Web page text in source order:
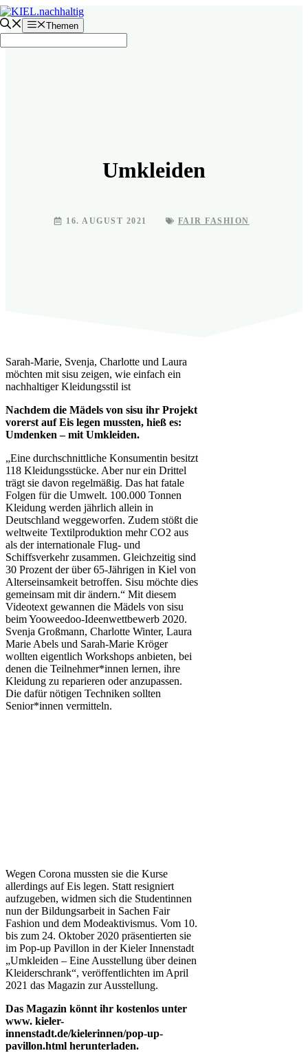
Zum
Inhalt
springen
Themen
Umkleiden
16. AUGUST 2021 FAIR FASHION
Sarah-Marie, Svenja, Charlotte und Laura
möchten mit sisu zeigen, wie einfach ein
nachhaltiger Kleidungsstil ist
Nachdem die Mädels von sisu ihr Projekt
vorerst auf Eis legen mussten, hieß es:
Umdenken – mit Umkleiden.
„Eine durchschnittliche Konsumentin besitzt
118 Kleidungsstücke. Aber nur ein Drittel
trägt sie davon regelmäßig. Das hat fatale
Folgen für die Umwelt. 100.000 Tonnen
Kleidung werden jährlich allein in
Deutschland weggeworfen. Zudem stößt die
weltweite Textilproduktion mehr CO2 aus
als der internationale Flug- und
Schiffsverkehr zusammen. Gleichzeitig sind
30 Prozent der über 65-Jährigen in Kiel von
Alterseinsamkeit betroffen. Sisu möchte dies
gemeinsam mit dir ändern.“ Mit diesem
Videotext gewannen die Mädels von sisu
beim Yooweedoo-Ideenwettbewerb 2020.
Svenja Großmann, Charlotte Winter, Laura
Marie Abels und Sarah-Marie Kröger
wollten eigentlich Workshops anbieten, bei
denen die Teilnehmer*innen lernen, ihre
Kleidung zu reparieren oder anzupassen.
Die dafür nötigen Techniken sollten
Senior*innen vermitteln.
Wegen Corona mussten sie die Kurse
allerdings auf Eis legen. Statt resigniert
aufzugeben, widmen sich die Studentinnen
nun der Bildungsarbeit in Sachen Fair
Fashion und dem Modeaktivismus. Vom 10.
bis zum 24. Oktober 2020 präsentierten sie
im Pop-up Pavillon in der Kieler Innenstadt
„Umkleiden – Eine Ausstellung über deinen
Kleiderschrank“, veröffentlichten im April
2021 das Magazin zur Ausstellung.
Das Magazin könnt ihr kostenlos unter
www. kieler-
innenstadt.de/kielerinnen/pop-up-
pavillon.html herunterladen.